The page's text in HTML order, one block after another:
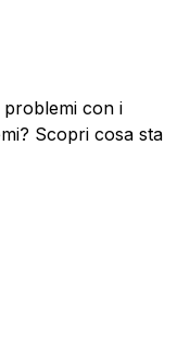
con i
Scopri cosa sta